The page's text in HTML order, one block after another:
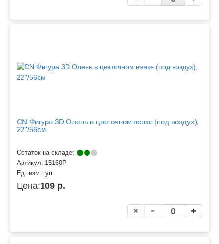
CN Фигура 3D Олень в цветочном венке (под воздух),
22''/56см
Остаток на складе:
Артикул: 15160P
Ед. изм.: уп.
Цена:109 р.